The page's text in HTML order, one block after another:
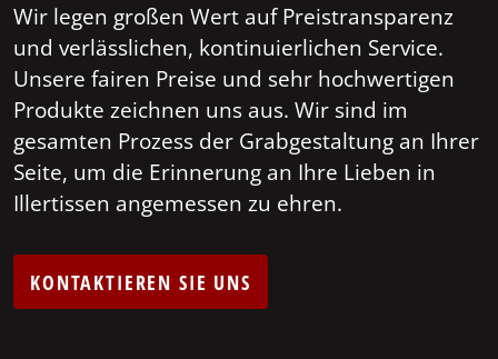
Wir legen großen Wert auf Preistransparenz
und verlässlichen, kontinuierlichen Service.
Unsere fairen Preise und sehr hochwertigen
Produkte zeichnen uns aus. Wir sind im
gesamten Prozess der Grabgestaltung an Ihrer
Seite, um die Erinnerung an Ihre Lieben in
Illertissen angemessen zu ehren.
KONTAKTIEREN SIE UNS